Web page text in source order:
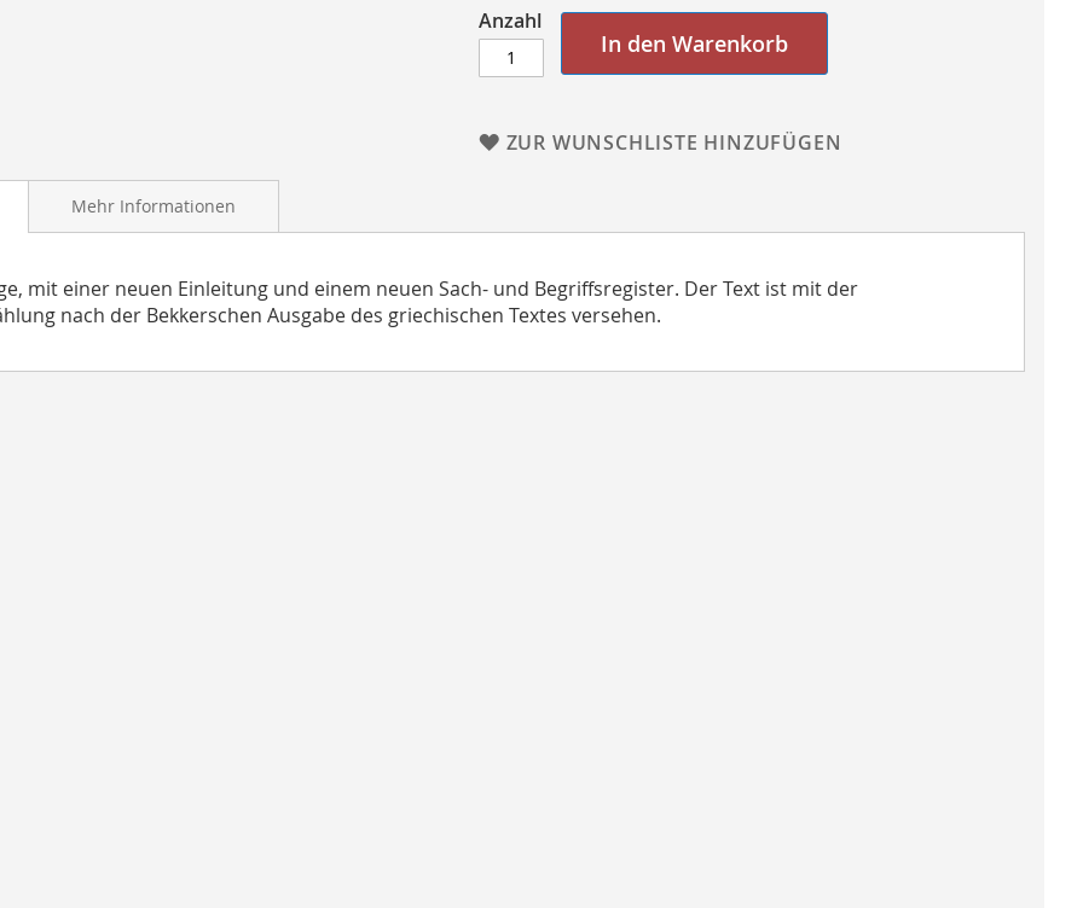
Anzahl
In den Warenkorb
ZUR WUNSCHLISTE HINZUFÜGEN
mit einer neuen Einleitung und einem neuen Sach- und Begriffsregister. Der Text ist mit der
nach der Bekkerschen Ausgabe des griechischen Textes versehen.
Mehr Informationen